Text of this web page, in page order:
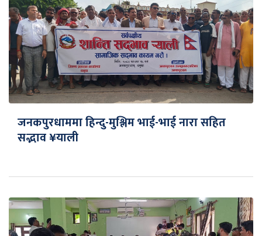
जनकपुरधाममा हिन्दु-मुश्लिम भाई-भाई नारा सहित
सद्भाव ¥याली